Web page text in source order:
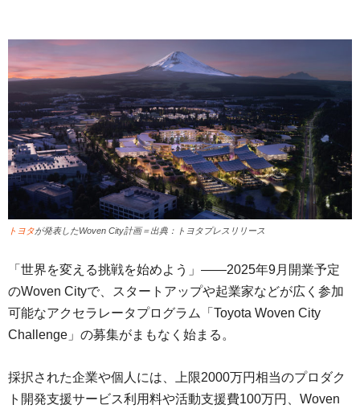
トヨタが発表したWoven City計画＝出典：トヨタプレスリリース
「世界を変える挑戦を始めよう」――2025年9月開業予定
のWoven Cityで、スタートアップや起業家などが広く参加
可能なアクセラレータプログラム「Toyota Woven City
Challenge」の募集がまもなく始まる。
採択された企業や個人には、上限2000万円相当のプロダク
ト開発支援サービス利用料や活動支援費100万円、Woven